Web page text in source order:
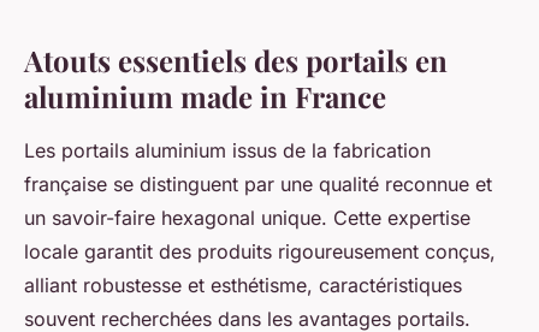
Atouts essentiels des portails en
aluminium made in France
Les portails aluminium issus de la fabrication
française se distinguent par une qualité reconnue et
un savoir-faire hexagonal unique. Cette expertise
locale garantit des produits rigoureusement conçus,
alliant robustesse et esthétisme, caractéristiques
souvent recherchées dans les avantages portails.